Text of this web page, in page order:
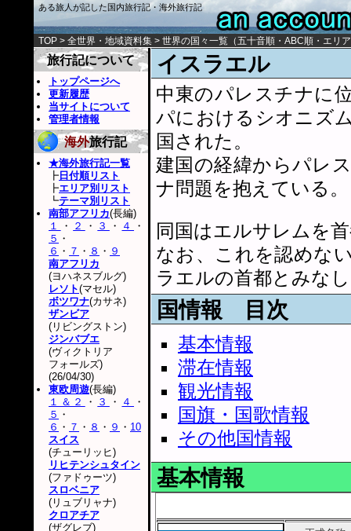
ある旅人が記した国内旅行記・海外旅行記
TOP > 全世界・地域資料集 > 世界の国々一覧 （五十音順 ・ ABC順 ・ エリ
イスラエル
中東のパレスチナに
パにおけるシオニズ
国された。
建国の経緯からパレ
ナ問題を抱えている。
同国はエルサレムを
なお、これを認めな
ラエルの首都とみな
国情報 目次
基本情報
滞在情報
観光情報
国旗・国歌情報
その他国情報
基本情報
旅行記について
トップページへ
更新履歴
当サイトについて
管理者情報
海外旅行記
★海外旅行記一覧
┣ 日付順リスト
┣エリア別リスト
┗テーマ別リスト
南部アフリカ(長編)
１
・ ２ ・ ３ ・ ４
・
５ ・
６ ・ ７ ・ ８ ・ ９
南アフリカ
(ヨハネスブルグ)
レソト(マセル)
ボツワナ(カサネ)
ザンビア
(リビングストン)
ジンバブエ
(ヴィクトリア
フォールズ)
(26/04/30)
東欧周遊(長編)
１＆２
・ ３ ・ ４
・
５ ・
６ ・ ７ ・ ８ ・ ９ ・ 10
スイス
(チューリッヒ)
リヒテンシュタイン
(ファドゥーツ)
スロベニア
(リュブリャナ)
クロアチア
(ザグレブ)